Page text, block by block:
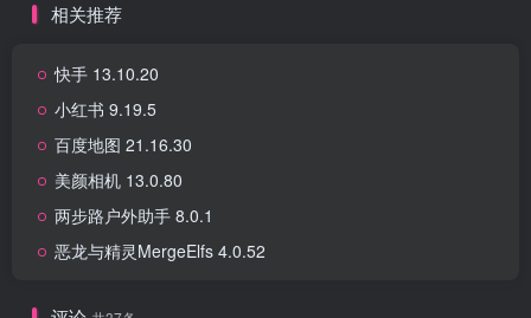
相关推荐
快手 13.10.20
小红书 9.19.5
百度地图 21.16.30
美颜相机 13.0.80
两步路户外助手 8.0.1
恶龙与精灵MergeElfs 4.0.52